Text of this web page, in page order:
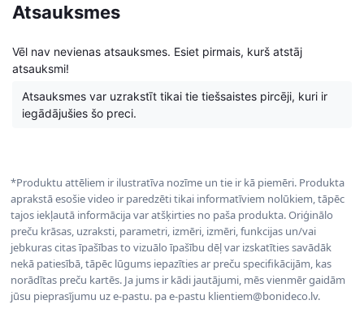
Atsauksmes
Vēl nav nevienas atsauksmes. Esiet pirmais, kurš atstāj
atsauksmi!
Atsauksmes var uzrakstīt tikai tie tiešsaistes pircēji, kuri ir
iegādājušies šo preci.
*Produktu attēliem ir ilustratīva nozīme un tie ir kā piemēri. Produkta
aprakstā esošie video ir paredzēti tikai informatīviem nolūkiem, tāpēc
tajos iekļautā informācija var atšķirties no paša produkta. Oriģinālo
preču krāsas, uzraksti, parametri, izmēri, izmēri, funkcijas un/vai
jebkuras citas īpašības to vizuālo īpašību dēļ var izskatīties savādāk
nekā patiesībā, tāpēc lūgums iepazīties ar preču specifikācijām, kas
norādītas preču kartēs. Ja jums ir kādi jautājumi, mēs vienmēr gaidām
jūsu pieprasījumu uz e-pastu. pa e-pastu klientiem@bonideco.lv.